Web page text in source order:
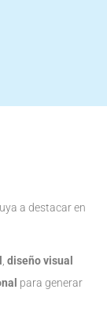
a destacar en
diseño visual
para generar